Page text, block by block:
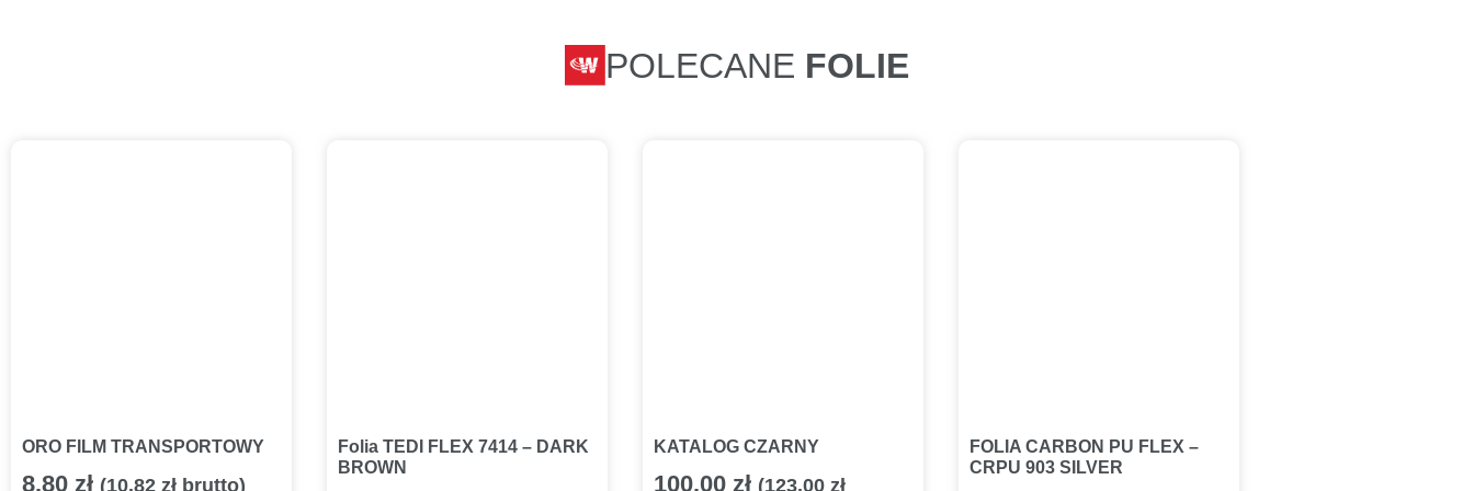
POLECANE FOLIE
ORO FILM TRANSPORTOWY
8.80 zł (10.82 zł brutto)
Folia TEDI FLEX 7414 – DARK
BROWN
KATALOG CZARNY
100.00 zł (123.00 zł
FOLIA CARBON PU FLEX –
CRPU 903 SILVER